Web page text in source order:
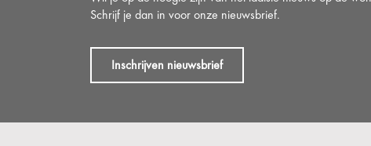
Schrijf je dan in voor onze nieuwsbrief.
Inschrijven nieuwsbrief